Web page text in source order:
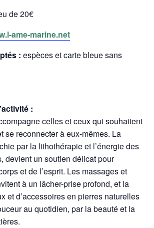
de 20€
ame-marine.net
: espèces et carte bleue sans
:
celles et ceux qui souhaitent
se reconnecter à eux-mêmes. La
par la lithothérapie et l’énergie des
devient un soutien délicat pour
et de l’esprit. Les massages et
à un lâcher-prise profond, et la
et d’accessoires en pierres naturelles
au quotidien, par la beauté et la